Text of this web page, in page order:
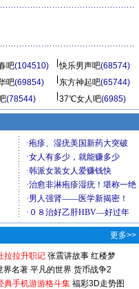
吧(104510) 快乐男声吧(68574)
吧(69854) 东方神起吧(65744)
(78544) 37℃女人吧(6985)
更多>>
拉拉升职记 张震讲故事 红楼梦
界名著 平凡的世界 货币战争2
典手机游游格斗集 福彩3D走势图